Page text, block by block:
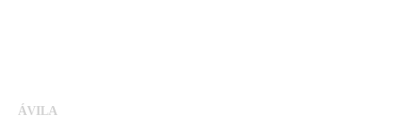
ÁVILA